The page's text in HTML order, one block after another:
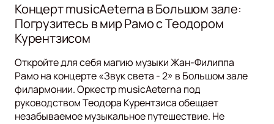
Концерт musicAeterna в Большом зале:
Погрузитесь в мир Рамо с Теодором
Курентзисом
Откройте для себя магию музыки Жан-Филиппа
Рамо на концерте «Звук света - 2» в Большом зале
филармонии. Оркестр musicAeterna под
руководством Теодора Курентзиса обещает
незабываемое музыкальное путешествие. Не